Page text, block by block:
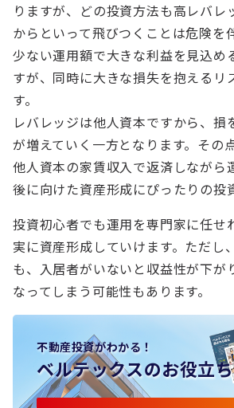
りますが、どの投資方法も高レバレ
からといって飛びつくことは危険を
少ない運用額で大きな利益を見込め
すが、同時に大きな損失を抱えるリ
す。
レバレッジは他人資本ですから、損
が増えていく一方となります。その
他人資本の家賃収入で返済しながら
後に向けた資産形成にぴったりの投
投資初心者でも運用を専門家に任せ
実に資産形成していけます。ただし
も、入居者がいないと収益性が下が
なってしまう可能性もあります。
不動産投資がわかる！
ベルテックスのお役立